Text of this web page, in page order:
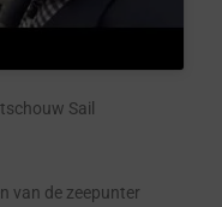
Sail
van de zeepunter